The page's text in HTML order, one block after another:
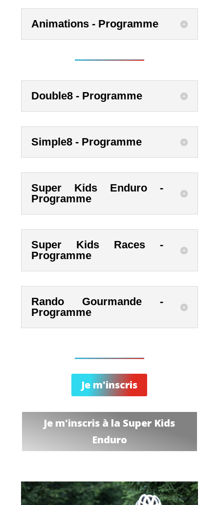
Animations - Programme
Double8 - Programme
Simple8 - Programme
Super Kids Enduro -
Programme
Super Kids Races -
Programme
Rando Gourmande -
Programme
Je m'inscris
Je m'inscris à la Super Kids
Enduro